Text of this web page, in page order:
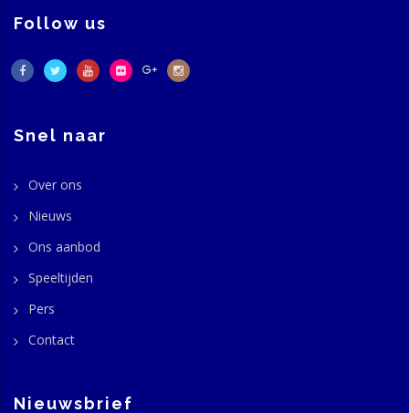
Follow us
Snel naar
Over ons
Nieuws
Ons aanbod
Speeltijden
Pers
Contact
Nieuwsbrief